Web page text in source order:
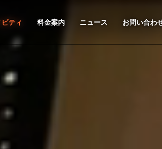
ティ 料金案内 ニュース お問い合わ